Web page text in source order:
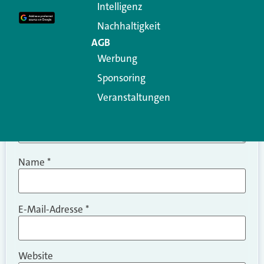
Kommentar
Name *
E-Mail-Adresse *
Website
Intelligenz
Nachhaltigkeit
AGB
Werbung
Sponsoring
Veranstaltungen